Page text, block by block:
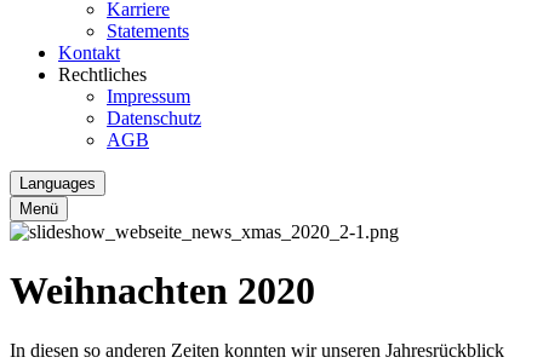
Karriere
Statements
Kontakt
Rechtliches
Impressum
Datenschutz
AGB
Languages
Menü
Weihnachten 2020
In diesen so anderen Zeiten konnten wir unseren Jahresrückblick